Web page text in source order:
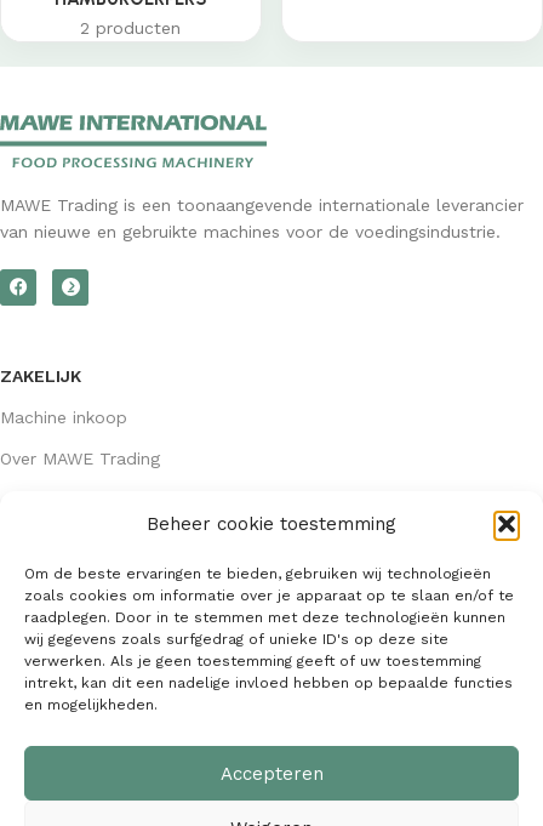
Beheer cookie toestemming
Om de beste ervaringen te bieden, gebruiken wij technologieën
zoals cookies om informatie over je apparaat op te slaan en/of te
raadplegen. Door in te stemmen met deze technologieën kunnen
wij gegevens zoals surfgedrag of unieke ID's op deze site
verwerken. Als je geen toestemming geeft of uw toestemming
intrekt, kan dit een nadelige invloed hebben op bepaalde functies
en mogelijkheden.
Accepteren
2 producten
MAWE Trading is een toonaangevende internationale leverancier
van nieuwe en gebruikte machines voor de voedingsindustrie.
ZAKELIJK
Machine inkoop
Over MAWE Trading
Algemene voorwaarden
KVK: 64407667
info@mawetrading.nl
+31 6 53 270 335
| Webdesign: